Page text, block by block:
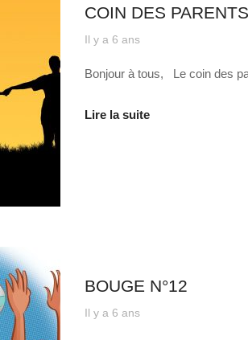
COIN DES
Il y a 6 ans
Bonjour à tous, Le coin des
Lire la suite
BOUGE N°12
Il y a 6 ans